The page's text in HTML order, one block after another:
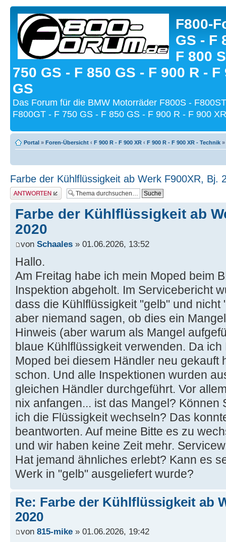
F800-
GS - F
F 800
750 GS - F 850 GS - F 900 R - F
GS
Das Forum für die BMW Motorräder F800S -
F800GT - F 750 GS - F 850 GS - F 900 R - F 900
Portal » Foren-Übersicht ‹ F 900 R - F 900 XR ‹ F 900 R - F 900 XR - Technik »
Farbe der Kühlflüssigkeit ab Werk F900XR, Bj.
Antwort schreiben
Farbe der Kühlflüssigkeit ab
2020
von Schaales » 01.06.2026, 13:52
Hallo.
Am Freitag habe ich mein Moped beim
Inspektion abgeholt. Im Servicebericht
dass die Kühlflüssigkeit "gelb" und nicht
aber niemand sagen, ob dies ein
Hinweis (aber warum als Mangel
blaue Kühlflüssigkeit verwenden. Da
Moped bei diesem Händler neu gekauft
schon. Und alle Inspektionen wurden
gleichen Händler durchgeführt. Vor
nix anfangen... ist das Mangel? Können
ich die Flüssigkeit wechseln? Das
beantworten. Auf meine Bitte es zu
und wir haben keine Zeit mehr.
Hat jemand ähnliches erlebt? Kann es
Werk in "gelb" ausgeliefert wurde?
Re: Farbe der Kühlflüssigkeit ab
2020
von 815-mike » 01.06.2026, 19:42